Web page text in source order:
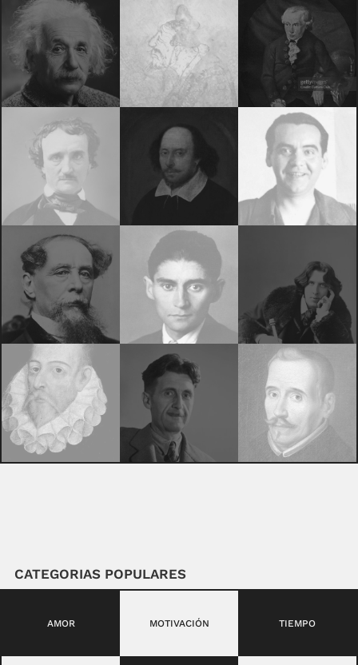
CATEGORIAS POPULARES
AMOR MOTIVACIÓN TIEMPO